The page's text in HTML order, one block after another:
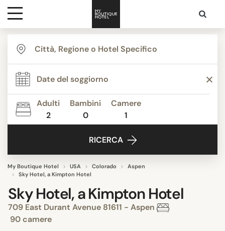
Destinazioni
Ispirazione
Contatti
Adulti
2
Bambini
0
Camere
1
RICERCA
My Boutique Hotel USA Colorado
Aspen
Sky Hotel, a Kimpton Hotel
Sky Hotel, a Kimpton Hotel
709 East Durant Avenue 81611 - Aspen
90 camere